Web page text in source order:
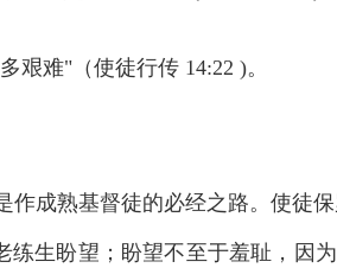
艰难"（使徒行传 14:22 )。
成熟基督徒的必经之路。使徒保
练生盼望；盼望不至于羞耻，因